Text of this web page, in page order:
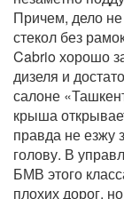
Причем, дело не
стекол без
Cabrio хорошо
дизеля и
салоне
крыша
правда не езжу
голову. В
БМВ этого
плохих дорог,